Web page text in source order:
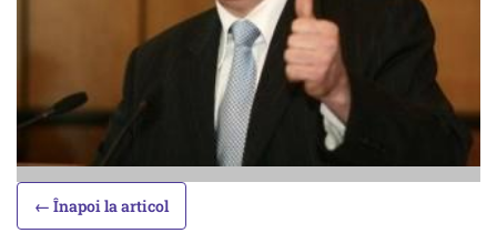
← Înapoi la articol